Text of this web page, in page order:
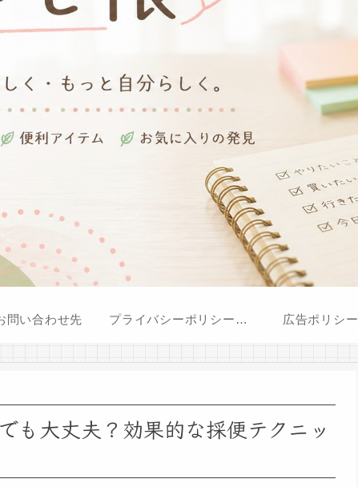
問い合わせ先 プライバシーポリシー・免責事項 広告ポリシー
も大丈夫？効果的な採便テクニッ